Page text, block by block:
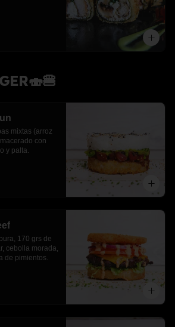
mixtas (arroz
con
y palta.
170 grs de
cebolla morada,
de pimientos.